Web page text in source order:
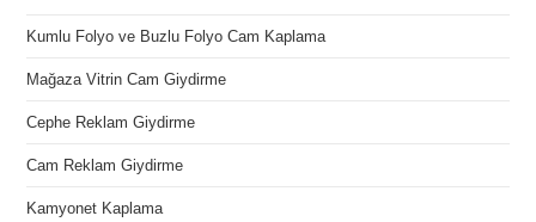
Kumlu Folyo ve Buzlu Folyo Cam Kaplama
Mağaza Vitrin Cam Giydirme
Cephe Reklam Giydirme
Cam Reklam Giydirme
Kamyonet Kaplama